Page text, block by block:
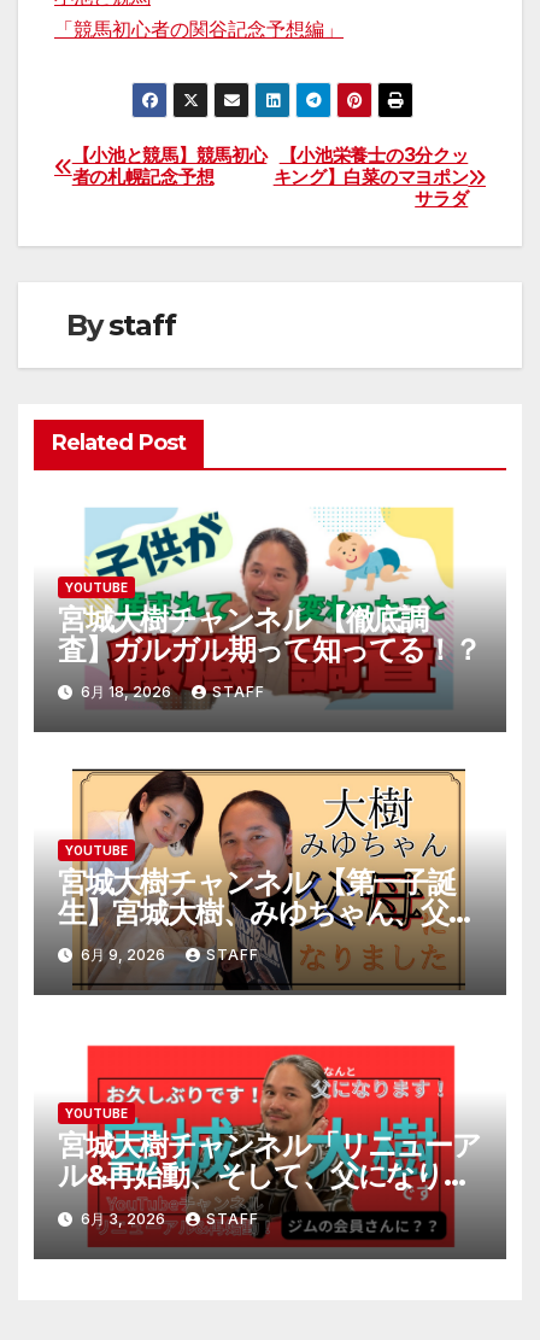
「競馬初心者の関谷記念予想編」
投
ビ
ゲ
ー
シ
ョ
ン
【小池栄養士の3分クッ
キング】白菜のマヨポン
サラダ
【小池と競馬】競馬初心
者の札幌記念予想
Bystaff
Related Post
YOUTUBE
宮城大樹チャンネル 【徹底調
査】ガルガル期って知ってる！？
6月 18, 2026 STAFF
YOUTUBE
宮城大樹チャンネル 【第一子誕
生】宮城大樹、みゆちゃん、父母
になりました。
6月 9, 2026 STAFF
YOUTUBE
宮城大樹チャンネル「リニューア
ル&再始動、そして、父になりま
す。」
6月 3, 2026 STAFF